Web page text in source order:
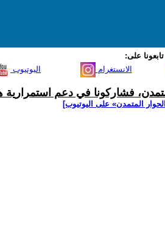
تابعونا على:
اليوتيوب الانستغرام
فشاركونا في دعم استمرارية
المتمدن» على اليوتيوب]